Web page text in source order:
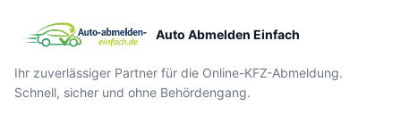
Auto Abmelden Einfach
Ihr zuverlässiger Partner für die Online-KFZ-Abmeldung.
Schnell, sicher und ohne Behördengang.